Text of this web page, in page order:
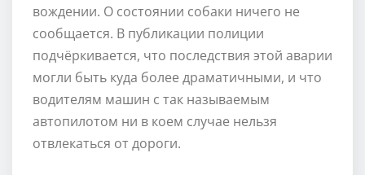
вождении. О состоянии собаки ничего не
сообщается. В публикации полиции
подчёркивается, что последствия этой аварии
могли быть куда более драматичными, и что
водителям машин с так называемым
автопилотом ни в коем случае нельзя
отвлекаться от дороги.